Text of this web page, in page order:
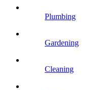
Plumbing
Gardening
Cleaning